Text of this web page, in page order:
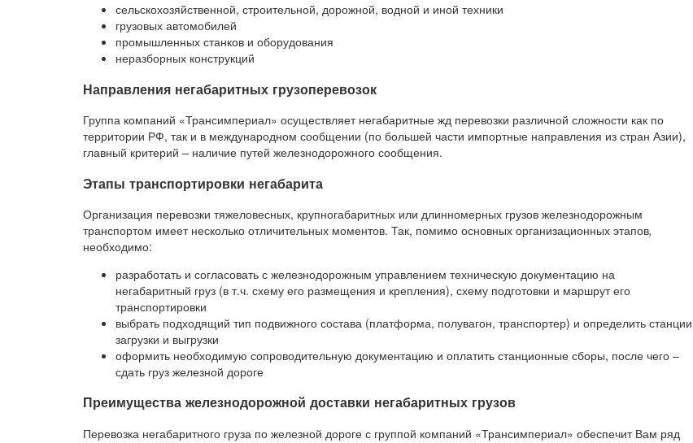
сельскохозяйственной, строительной, дорожной, водной и иной техники
грузовых автомобилей
промышленных станков и оборудования
неразборных конструкций
Направления негабаритных грузоперевозок
Группа компаний «Трансимпериал» осуществляет негабаритные жд перевозки различной сложности как по
территории РФ, так и в международном сообщении (по большей части импортные направления из стран Азии),
главный критерий – наличие путей железнодорожного сообщения.
Этапы транспортировки негабарита
Организация перевозки тяжеловесных, крупногабаритных или длинномерных грузов железнодорожным
транспортом имеет несколько отличительных моментов. Так, помимо основных организационных этапов,
необходимо:
разработать и согласовать с железнодорожным управлением техническую документацию на
негабаритный груз (в т.ч. схему его размещения и крепления), схему подготовки и маршрут его
транспортировки
выбрать подходящий тип подвижного состава (платформа, полувагон, транспортер) и определить станции
загрузки и выгрузки
оформить необходимую сопроводительную документацию и оплатить станционные сборы, после чего –
сдать груз железной дороге
Преимущества железнодорожной доставки негабаритных грузов
Перевозка негабаритного груза по железной дороге с группой компаний «Трансимпериал» обеспечит Вам ряд